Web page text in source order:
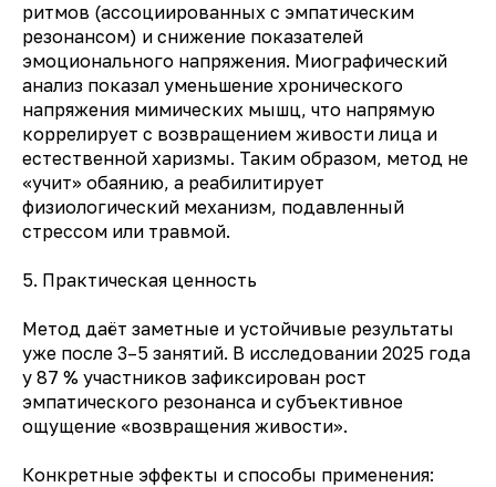
ритмов (ассоциированных с эмпатическим
резонансом) и снижение показателей
эмоционального напряжения. Миографический
анализ показал уменьшение хронического
напряжения мимических мышц, что напрямую
коррелирует с возвращением живости лица и
естественной харизмы. Таким образом, метод не
«учит» обаянию, а реабилитирует
физиологический механизм, подавленный
стрессом или травмой.
5. Практическая ценность
Метод даёт заметные и устойчивые результаты
уже после 3–5 занятий. В исследовании 2025 года
у 87 % участников зафиксирован рост
эмпатического резонанса и субъективное
ощущение «возвращения живости».
Конкретные эффекты и способы применения: